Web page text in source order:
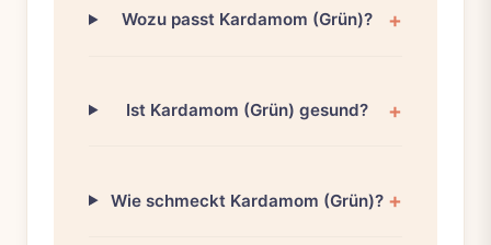
Wozu passt Kardamom (Grün)?
Ist Kardamom (Grün) gesund?
Wie schmeckt Kardamom (Grün)?